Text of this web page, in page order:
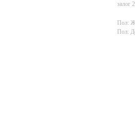
залог
Пол:
Пол: